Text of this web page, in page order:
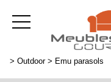
> Outdoor> Emu parasols